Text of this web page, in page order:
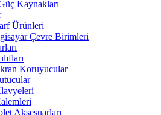
Kaynakları
Ürünleri
Çevre Birimleri
Koruyucular
Aksesuarları